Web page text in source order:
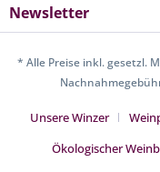
Newsletter
* Alle Preise inkl. gesetzl.
Unsere Winzer
Ökologischer